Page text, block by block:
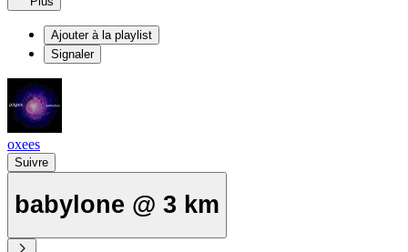
Ajouter à la playlist
Signaler
oxees
Suivre
babylone @ 3 km